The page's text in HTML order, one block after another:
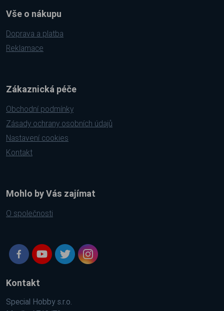
Vše o nákupu
Doprava a platba
Reklamace
Zákaznická péče
Obchodní podmínky
Zásady ochrany osobních údajů
Nastavení cookies
Kontakt
Mohlo by Vás zajímat
O společnosti
Kontakt
Special Hobby s.r.o.